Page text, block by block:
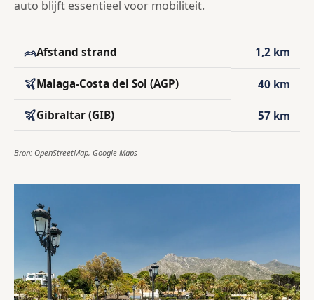
auto blijft essentieel voor mobiliteit.
Afstand strand 1,2 km
Malaga-Costa del Sol (AGP) 40 km
Gibraltar (GIB) 57 km
Bron: OpenStreetMap, Google Maps